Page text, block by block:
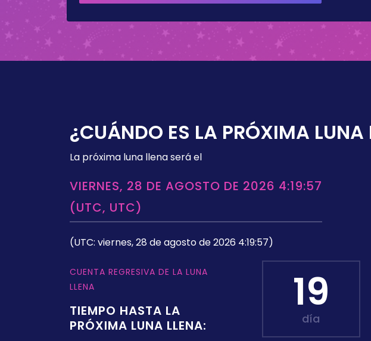
¿CUÁNDO ES LA PRÓXIMA LUNA
La próxima luna llena será el
VIERNES, 28 DE AGOSTO DE 2026 4:19:57
(UTC, UTC)
(UTC: viernes, 28 de agosto de 2026 4:19:57)
CUENTA REGRESIVA DE LA LUNA
LLENA
TIEMPO HASTA LA
PRÓXIMA LUNA LLENA:
19
día